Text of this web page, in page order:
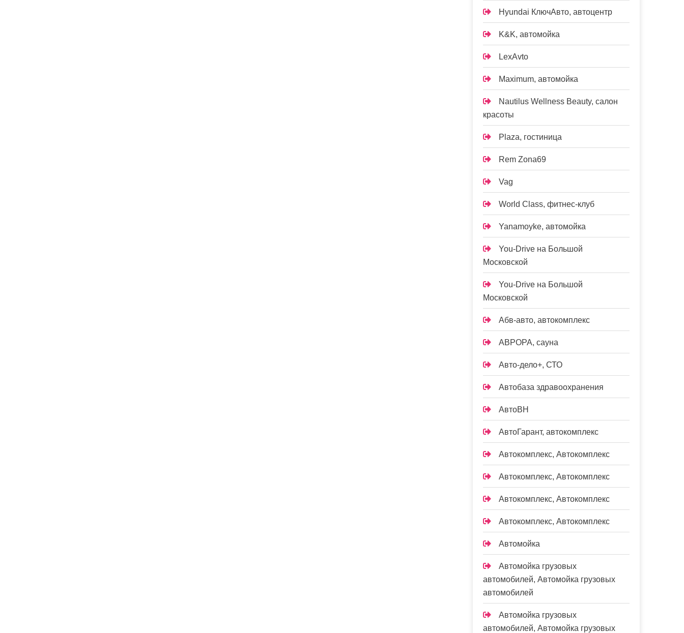
Hyundai КлючАвто, автоцентр
K&K, автомойка
LexAvto
Maximum, автомойка
Nautilus Wellness Beauty, салон
красоты
Plaza, гостиница
Rem Zona69
Vag
World Class, фитнес-клуб
Yanamoyke, автомойка
You-Drive на Большой
Московской
You-Drive на Большой
Московской
Абв-авто, автокомплекс
АВРОРА, сауна
Авто-дело+, СТО
Автобаза здравоохранения
АвтоВН
АвтоГарант, автокомплекс
Автокомплекс, Автокомплекс
Автокомплекс, Автокомплекс
Автокомплекс, Автокомплекс
Автокомплекс, Автокомплекс
Автомойка
Автомойка грузовых
автомобилей, Автомойка грузовых
автомобилей
Автомойка грузовых
автомобилей, Автомойка грузовых